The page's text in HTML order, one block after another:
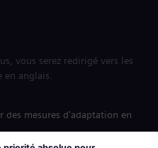
vous serez redirigé vers les
anglais.
des mesures d'adaptation en